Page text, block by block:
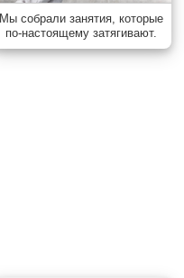
Мы собрали занятия, которые
по-настоящему затягивают.